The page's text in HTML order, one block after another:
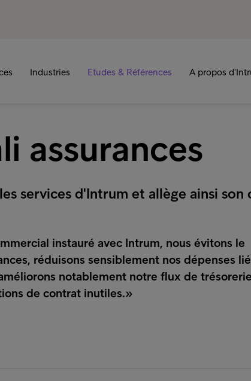
Industries Etudes & Références A propos
assurances
services d'Intrum et allège ainsi son
instauré avec Intrum, nous évitons le
réduisons sensiblement nos dépenses
notablement notre flux de
de contrat inutiles.»